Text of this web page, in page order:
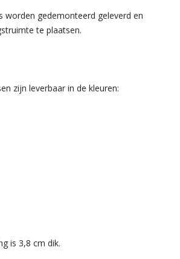
worden gedemonteerd geleverd en
te plaatsen.
zijn leverbaar in de kleuren:
is 3,8 cm dik.